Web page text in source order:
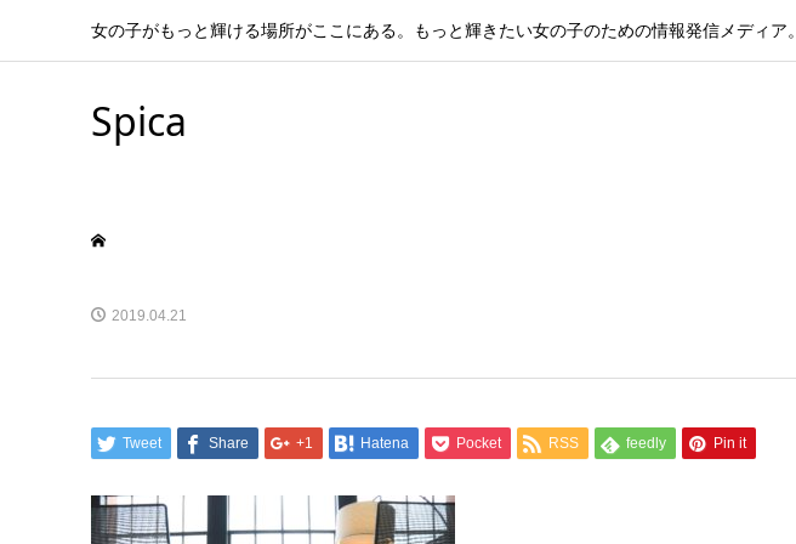
女の子がもっと輝ける場所がここにある。もっと輝きたい女の子のための情報発信メディア。
Spica
2019.04.21
Tweet Share +1 Hatena Pocket RSS feedly Pin it